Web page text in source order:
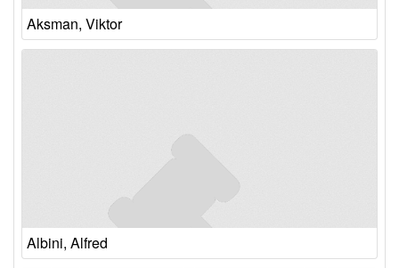
Aksman, Viktor
Albini, Alfred